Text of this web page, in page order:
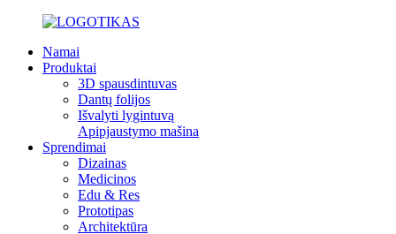
Namai
Produktai
3D spausdintuvas
Dantų folijos
Išvalyti lygintuvą
Apipjaustymo mašina
Sprendimai
Dizainas
Medicinos
Edu & Res
Prototipas
Architektūra